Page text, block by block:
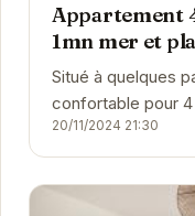
Appartement
1mn mer et
Situé à quelques
confortable pour
direct aux plaisirs
20/11/2024 21:30